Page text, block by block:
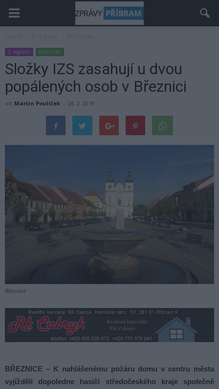
Z regionu Březnicko
Složky IZS zasahují u dvou
popálených osob v Březnici
od Martin Poulíček - 26. 2. 2019
Březnice
BŘEZNICE – K nahlášenému požáru domu v centru města
vyjížděli dopoledne hasiči středočeského kraje společně